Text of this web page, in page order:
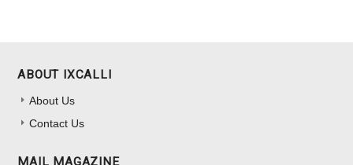
ABOUT IXCALLI
About Us
Contact Us
MAIL MAGAZINE